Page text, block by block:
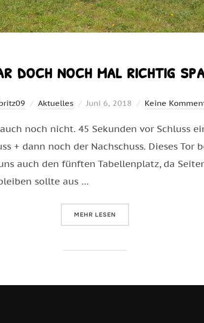
doch noch mal richtig
Aktuelles
Veröffentlicht
Juni 6, 2018 Keine
noch nicht. 45 Sekunden vor Schluss
+ dann noch der Nachschuss. Dieses Tor
auch den fünften Tabellenplatz, da
sollte aus …
MEHR ÜBER „NA DAS WAR DOCH
LESEN